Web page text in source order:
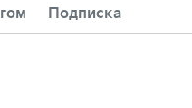
Подписка